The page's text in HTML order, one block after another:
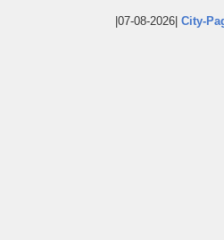
|07-08-2026| City-